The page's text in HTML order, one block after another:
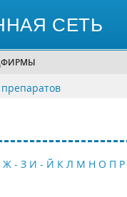
СЕТЬ
Ж - З И - Й К Л М Н О П Р